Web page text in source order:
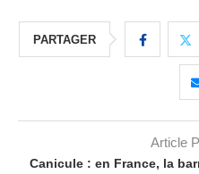
PARTAGER
Article
Canicule : en France, la